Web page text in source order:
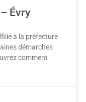
Évry
à la préfecture
démarches
comment